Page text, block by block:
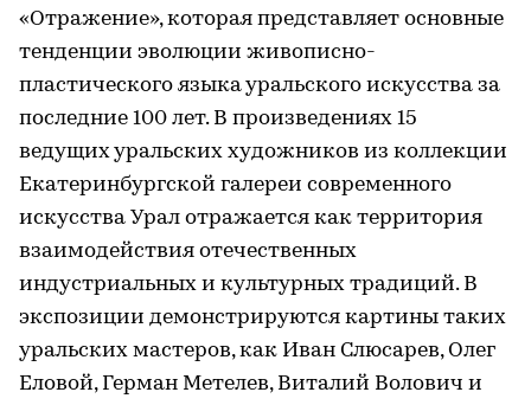
«Отражение», которая представляет основные
тенденции эволюции живописно-
пластического языка уральского искусства за
последние 100 лет. В произведениях 15
ведущих уральских художников из коллекции
Екатеринбургской галереи современного
искусства Урал отражается как территория
взаимодействия отечественных
индустриальных и культурных традиций. В
экспозиции демонстрируются картины таких
уральских мастеров, как Иван Слюсарев, Олег
Еловой, Герман Метелев, Виталий Волович и